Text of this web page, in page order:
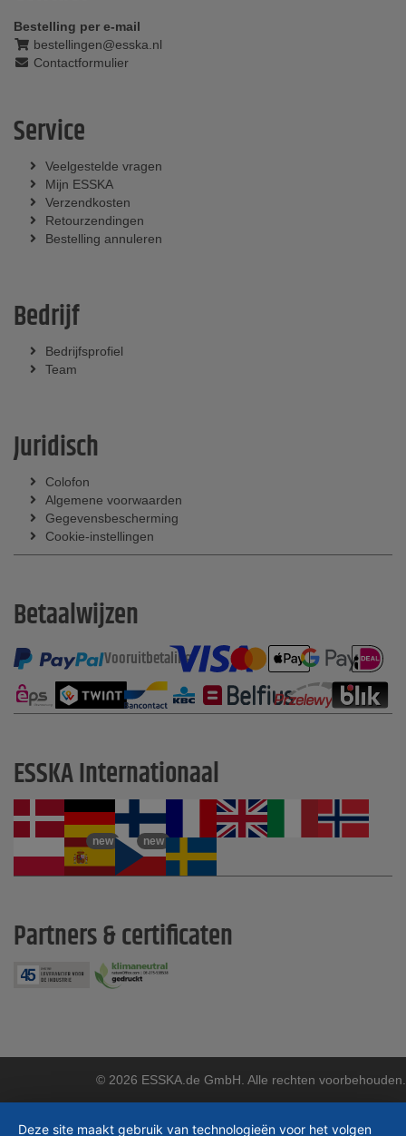
Bestelling per e-mail
bestellingen@esska.nl
Contactformulier
Service
Veelgestelde vragen
Mijn ESSKA
Verzendkosten
Retourzendingen
Bestelling annuleren
Bedrijf
Bedrijfsprofiel
Team
Juridisch
Colofon
Algemene voorwaarden
Gegevensbescherming
Cookie-instellingen
Betaalwijzen
Vooruitbetaling
ESSKA Internationaal
new new
Partners & certificaten
© 2026 ESSKA.de GmbH. Alle rechten voorbehouden.
Deze site maakt gebruik van technologieën voor het volgen